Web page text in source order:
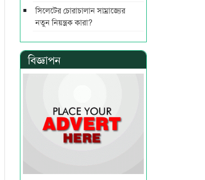
সিলেটের চোরাচালান সাম্রাজ্যের
নতুন নিয়ন্ত্রক কারা?
বিজ্ঞাপন